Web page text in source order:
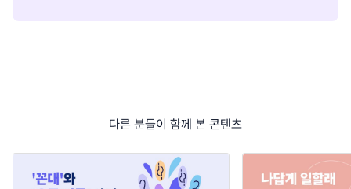
다른 분들이 함께 본 콘텐츠